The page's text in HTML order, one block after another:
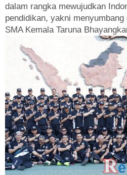
dalam rangka mewujudkan
pendidikan, yakni menyumbang
SMA Kemala Taruna